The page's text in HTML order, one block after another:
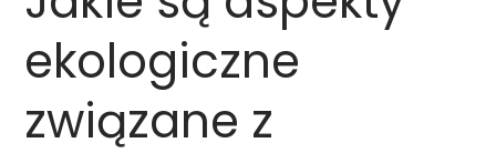
ekologiczne
związane z